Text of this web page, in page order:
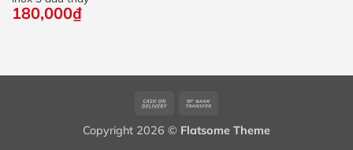
180,000₫
Cash
Delivery
Copyright 2026 © Flatsome Theme